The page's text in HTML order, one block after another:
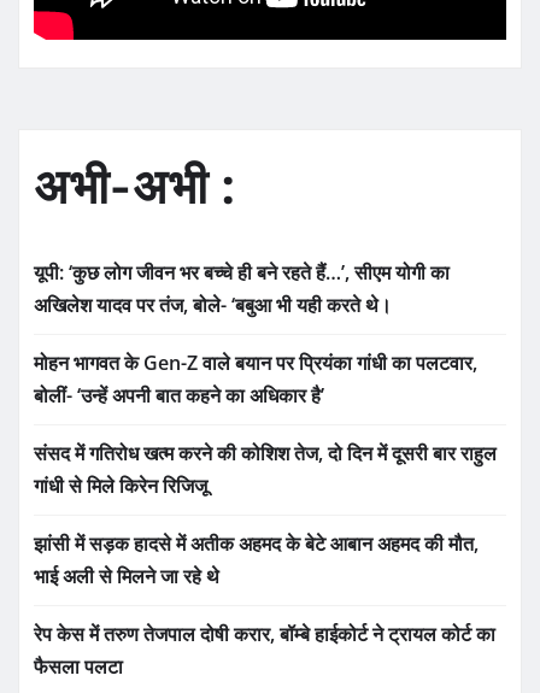
अभी-अभी :
यूपी: ‘कुछ लोग जीवन भर बच्चे ही बने रहते हैं…’, सीएम योगी का
अखिलेश यादव पर तंज, बोले- ‘बबुआ भी यही करते थे।
मोहन भागवत के Gen-Z वाले बयान पर प्रियंका गांधी का पलटवार,
बोलीं- ‘उन्हें अपनी बात कहने का अधिकार है’
संसद में गतिरोध खत्म करने की कोशिश तेज, दो दिन में दूसरी बार राहुल
गांधी से मिले किरेन रिजिजू
झांसी में सड़क हादसे में अतीक अहमद के बेटे आबान अहमद की मौत,
भाई अली से मिलने जा रहे थे
रेप केस में तरुण तेजपाल दोषी करार, बॉम्बे हाईकोर्ट ने ट्रायल कोर्ट का
फैसला पलटा